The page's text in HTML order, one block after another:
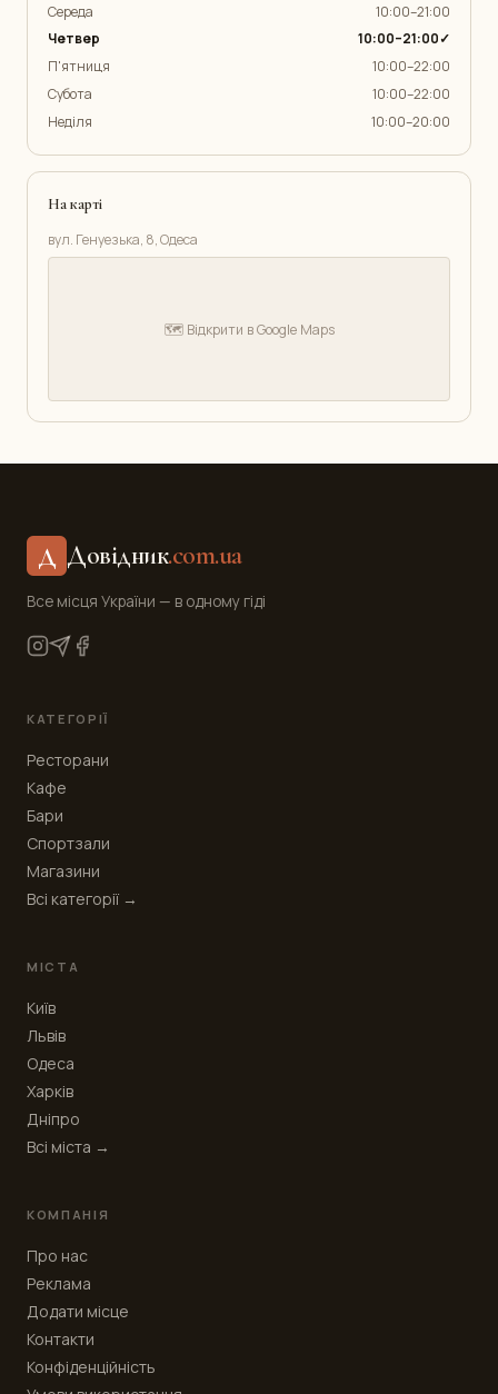
Середа
10:00–21:00
Четвер
10:00–21:00✓
П'ятниця
10:00–22:00
Субота
10:00–22:00
Неділя
10:00–20:00
На карті
вул. Генуезька, 8, Одеса
🗺️ Відкрити в Google Maps
Д Довідник.com.ua
Все місця України — в одному гіді
КАТЕГОРІЇ
Ресторани
Кафе
Бари
Спортзали
Магазини
Всі категорії →
МІСТА
Київ
Львів
Одеса
Харків
Дніпро
Всі міста →
КОМПАНІЯ
Про нас
Реклама
Додати місце
Контакти
Конфіденційність